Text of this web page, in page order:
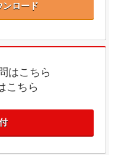
ンロード
はこちら
こちら